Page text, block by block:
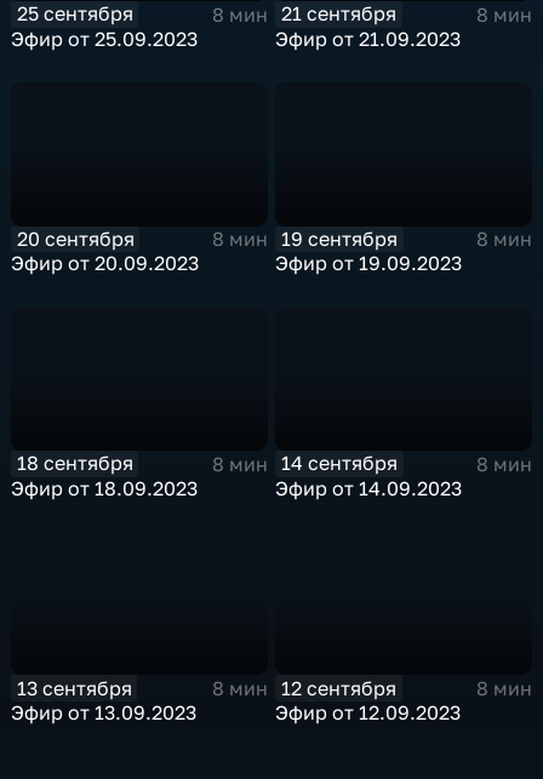
25 сентября
8 мин
Эфир от 25.09.2023
21 сентября
8 мин
Эфир от 21.09.2023
20 сентября
8 мин
Эфир от 20.09.2023
19 сентября
8 мин
Эфир от 19.09.2023
18 сентября
8 мин
Эфир от 18.09.2023
14 сентября
8 мин
Эфир от 14.09.2023
13 сентября
8 мин
Эфир от 13.09.2023
12 сентября
8 мин
Эфир от 12.09.2023